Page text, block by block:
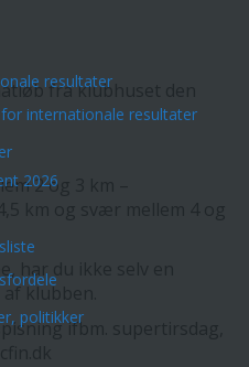
resultater
internationale resultater
2026
politikker
fra klubhuset den
2 og 3 km –
km og svær mellem 4 og
har du ikke selv en
klubben.
ifbm. supertirsdag,